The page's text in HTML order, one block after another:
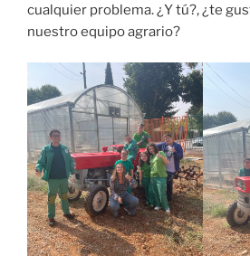
cualquier problema. ¿Y tú?, ¿te
nuestro equipo agrario?